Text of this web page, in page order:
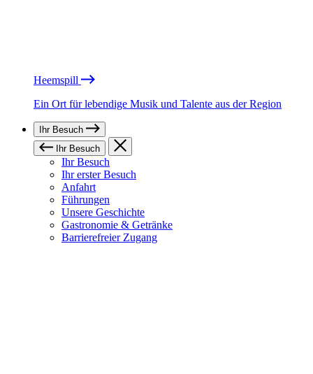
Heemspill
Ein Ort für lebendige Musik und Talente aus der Region
Ihr Besuch
Ihr Besuch
Ihr Besuch
Ihr erster Besuch
Anfahrt
Führungen
Unsere Geschichte
Gastronomie & Getränke
Barrierefreier Zugang